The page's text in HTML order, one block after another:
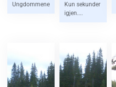
Ungdommene
Kun sekunder
igjen....